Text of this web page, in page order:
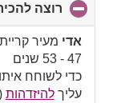
רוצה
אדי מעיר
47 - 53 שנים
כדי לשוחח
עליךלהיזדהות